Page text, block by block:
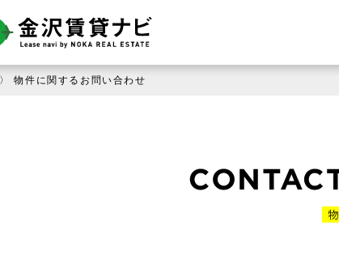
〉 物件に関するお問い合わせ